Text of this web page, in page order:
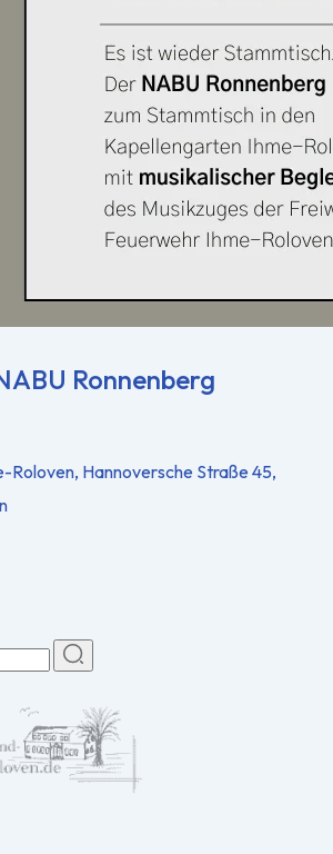
Ronnenberg
Roloven, Hannoversche Straße 45,